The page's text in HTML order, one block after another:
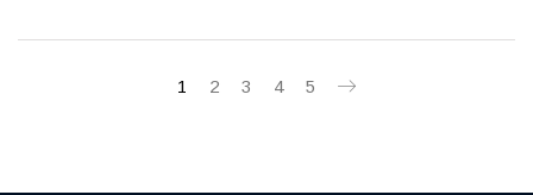
ve okuduklarını hayatının akışına usulca dahil eden bir okur
1 2 3 4 5